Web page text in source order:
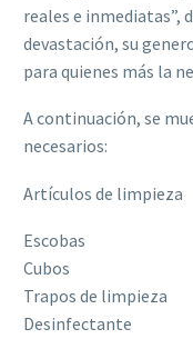
reales e inmediatas”,
devastación, su
para quienes más la
A continuación, se
necesarios:
Artículos de limpieza
Escobas
Cubos
Trapos de limpieza
Desinfectante